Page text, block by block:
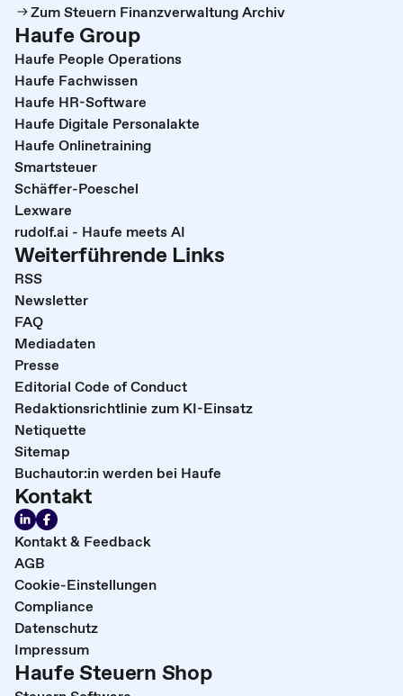
Zum Steuern Finanzverwaltung Archiv
Haufe Group
Haufe People Operations
Haufe Fachwissen
Haufe HR-Software
Haufe Digitale Personalakte
Haufe Onlinetraining
Smartsteuer
Schäffer-Poeschel
Lexware
rudolf.ai - Haufe meets AI
Weiterführende Links
RSS
Newsletter
FAQ
Mediadaten
Presse
Editorial Code of Conduct
Redaktionsrichtlinie zum KI-Einsatz
Netiquette
Sitemap
Buchautor:in werden bei Haufe
Kontakt
Kontakt & Feedback
AGB
Cookie-Einstellungen
Compliance
Datenschutz
Impressum
Haufe Steuern Shop